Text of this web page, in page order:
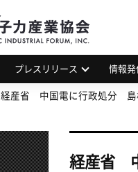
プレスリリース 情報発
経産省 中国電に行政処分 島
経産省